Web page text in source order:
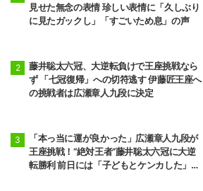
見せた無念の表情 珍しい表情に「久しぶり
に見たガックし」「すごいため息」の声
藤井聡太六冠、大逆転負けで王座挑戦なら
ず 「七冠復帰」への切符逃す 伊藤匠王座へ
の挑戦者は広瀬章人九段に決定
「本っ当に運が良かった」広瀬章人九段が
王座挑戦！“絶対王者”藤井聡太六冠に大逆
転勝利 前日には「子どもとケンカした」パ